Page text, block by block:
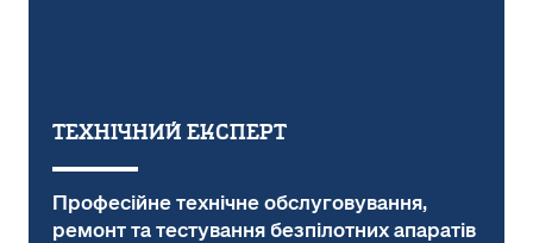
Технічний експерт
Професійне технічне обслуговування,
ремонт та тестування безпілотних апаратів